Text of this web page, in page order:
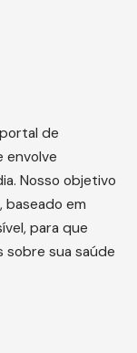
de
envolve
Nosso objetivo
em
para que
sobre sua saúde